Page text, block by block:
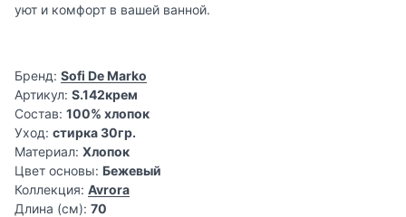
уют и комфорт в вашей ванной.
Бренд: Sofi De Marko
Артикул: S.142крем
Состав: 100% хлопок
Уход: стирка 30гр.
Материал: Хлопок
Цвет основы: Бежевый
Коллекция: Avrora
Длина (см): 70